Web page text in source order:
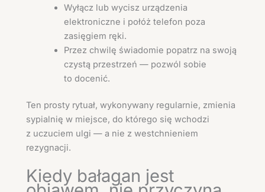
Wyłącz lub wycisz urządzenia
elektroniczne i połóż telefon poza
zasięgiem ręki.
Przez chwilę świadomie popatrz na swoją
czystą przestrzeń — pozwól sobie
to docenić.
Ten prosty rytuał, wykonywany regularnie, zmienia
sypialnię w miejsce, do którego się wchodzi
z uczuciem ulgi — a nie z westchnieniem
rezygnacji.
Kiedy bałagan jest